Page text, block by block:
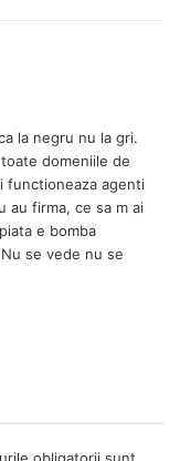
la negru nu la gri.
domeniile de
functioneaza agenti
au firma, ce sa m ai
e bomba
se vede nu se